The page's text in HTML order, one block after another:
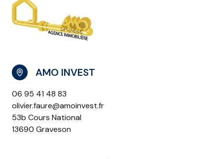
AMO INVEST
06 95 41 48 83
olivier.faure@amoinvest.fr
53b Cours National
13690 Graveson